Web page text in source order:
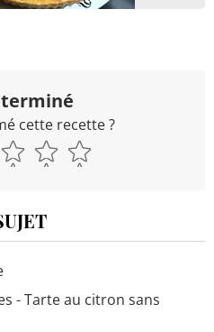
cette recette ?
- Tarte au citron sans